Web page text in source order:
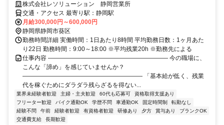
株式会社レソリューション 静岡営業所
交通・アクセス 最寄り駅：静岡駅
月給300,000円～600,000円
静岡県静岡市葵区
勤務時間詳細 実働時間：1日あたり8時間 平均勤務日数：1ヶ月あた
り22日 勤務時間：9:00～18:00 ※平均残業20h ※勤務先による
仕事内容 ―――――――――――――――――――― 今の職場に、
こんな「諦め」を感じていませんか？
―――――――――――――――――――― 「基本給が低く、残業
代を稼ぐためにダラダラ残らざるを得ない...
業界未経験者歓迎 主婦・主夫歓迎 60代も応募可
資格取得支援あり
フリーター歓迎
バイク通勤OK 学歴不問 車通勤OK 固定時間制
転勤なし
経験不問
午前 経験者歓迎 有資格者歓迎 研修あり 夕方 賞与あり
ブランクOK
交通費支給
長期歓迎